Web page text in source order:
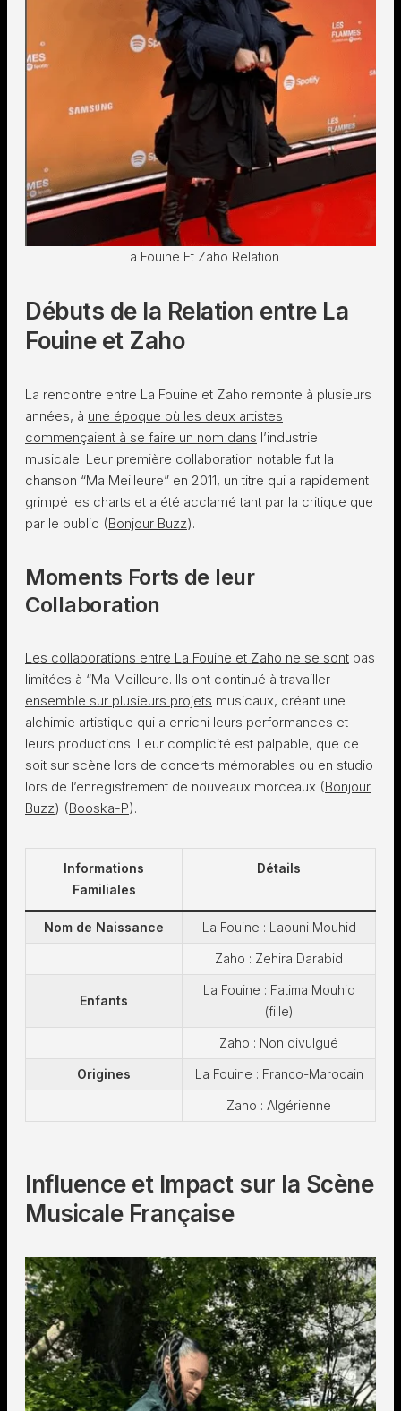
La Fouine Et Zaho Relation
Débuts de la Relation entre La
Fouine et Zaho
La rencontre entre La Fouine et Zaho remonte à plusieurs
années, à une époque où les deux artistes
commençaient à se faire un nom dans l’industrie
musicale. Leur première collaboration notable fut la
chanson “Ma Meilleure” en 2011, un titre qui a rapidement
grimpé les charts et a été acclamé tant par la critique que
par le public​ (Bonjour Buzz)​.
Moments Forts de leur
Collaboration
Les collaborations entre La Fouine et Zaho ne se sont pas
limitées à “Ma Meilleure. Ils ont continué à travailler
ensemble sur plusieurs projets musicaux, créant une
alchimie artistique qui a enrichi leurs performances et
leurs productions. Leur complicité est palpable, que ce
soit sur scène lors de concerts mémorables ou en studio
lors de l’enregistrement de nouveaux morceaux​ (Bonjour
Buzz)​​ (Booska-P)​.
Informations
Familiales
Détails
Nom de Naissance La Fouine : Laouni Mouhid
Zaho : Zehira Darabid
Enfants
La Fouine : Fatima Mouhid
(fille)
Zaho : Non divulgué
Origines La Fouine : Franco-Marocain
Zaho : Algérienne
Influence et Impact sur la Scène
Musicale Française